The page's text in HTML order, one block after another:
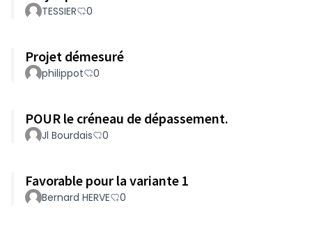
TESSIER 0
Projet démesuré
philippot 0
POUR le créneau de dépassement.
Jl Bourdais 0
Favorable pour la variante 1
Bernard HERVE 0